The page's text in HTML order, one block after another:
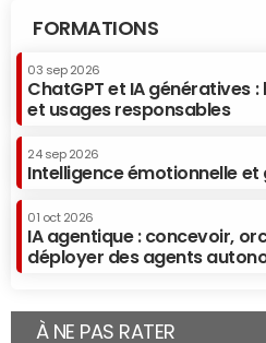
FORMATIONS
03 sep 2026
ChatGPT et IA génératives
et usages responsables
24 sep 2026
Intelligence émotionnelle et
01 oct 2026
IA agentique : concevoir,
déployer des agents
À NE PAS RATER